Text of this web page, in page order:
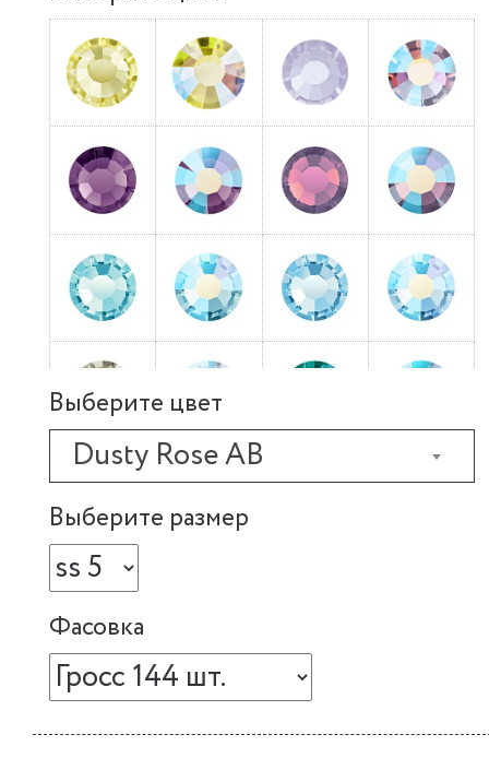
Выберите цвет
Dusty Rose AB
Выберите размер
Фасовка